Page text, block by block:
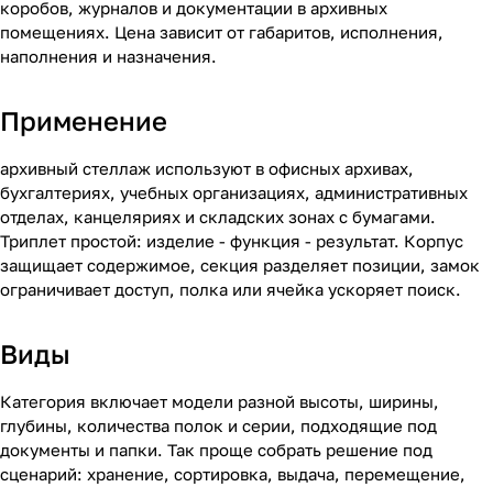
коробов, журналов и документации в архивных
помещениях. Цена зависит от габаритов, исполнения,
наполнения и назначения.
Применение
архивный стеллаж используют в офисных архивах,
бухгалтериях, учебных организациях, административных
отделах, канцеляриях и складских зонах с бумагами.
Триплет простой: изделие - функция - результат. Корпус
защищает содержимое, секция разделяет позиции, замок
ограничивает доступ, полка или ячейка ускоряет поиск.
Виды
Категория включает модели разной высоты, ширины,
глубины, количества полок и серии, подходящие под
документы и папки. Так проще собрать решение под
сценарий: хранение, сортировка, выдача, перемещение,